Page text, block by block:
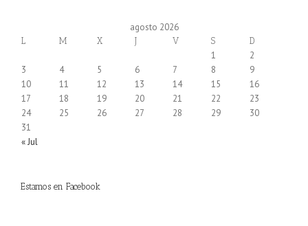
agosto 2026
L M X J V S D
« Jul
1
2
3
4 5 6 7 8
9
10
11 12 13 14 15
16
17
18 19 20 21 22
23
24
25 26 27 28 29
30
31
Estamos en Facebook